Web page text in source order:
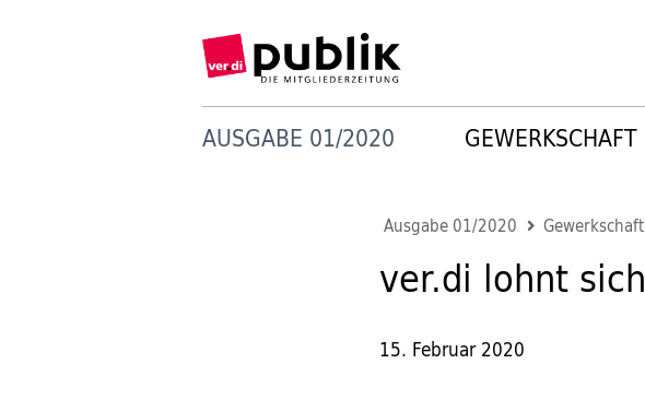
AUSGABE 01/2020 GEWERKSCHAFT
Ausgabe 01/2020 Gewerkschaft
ver.di lohnt sich
15. Februar 2020